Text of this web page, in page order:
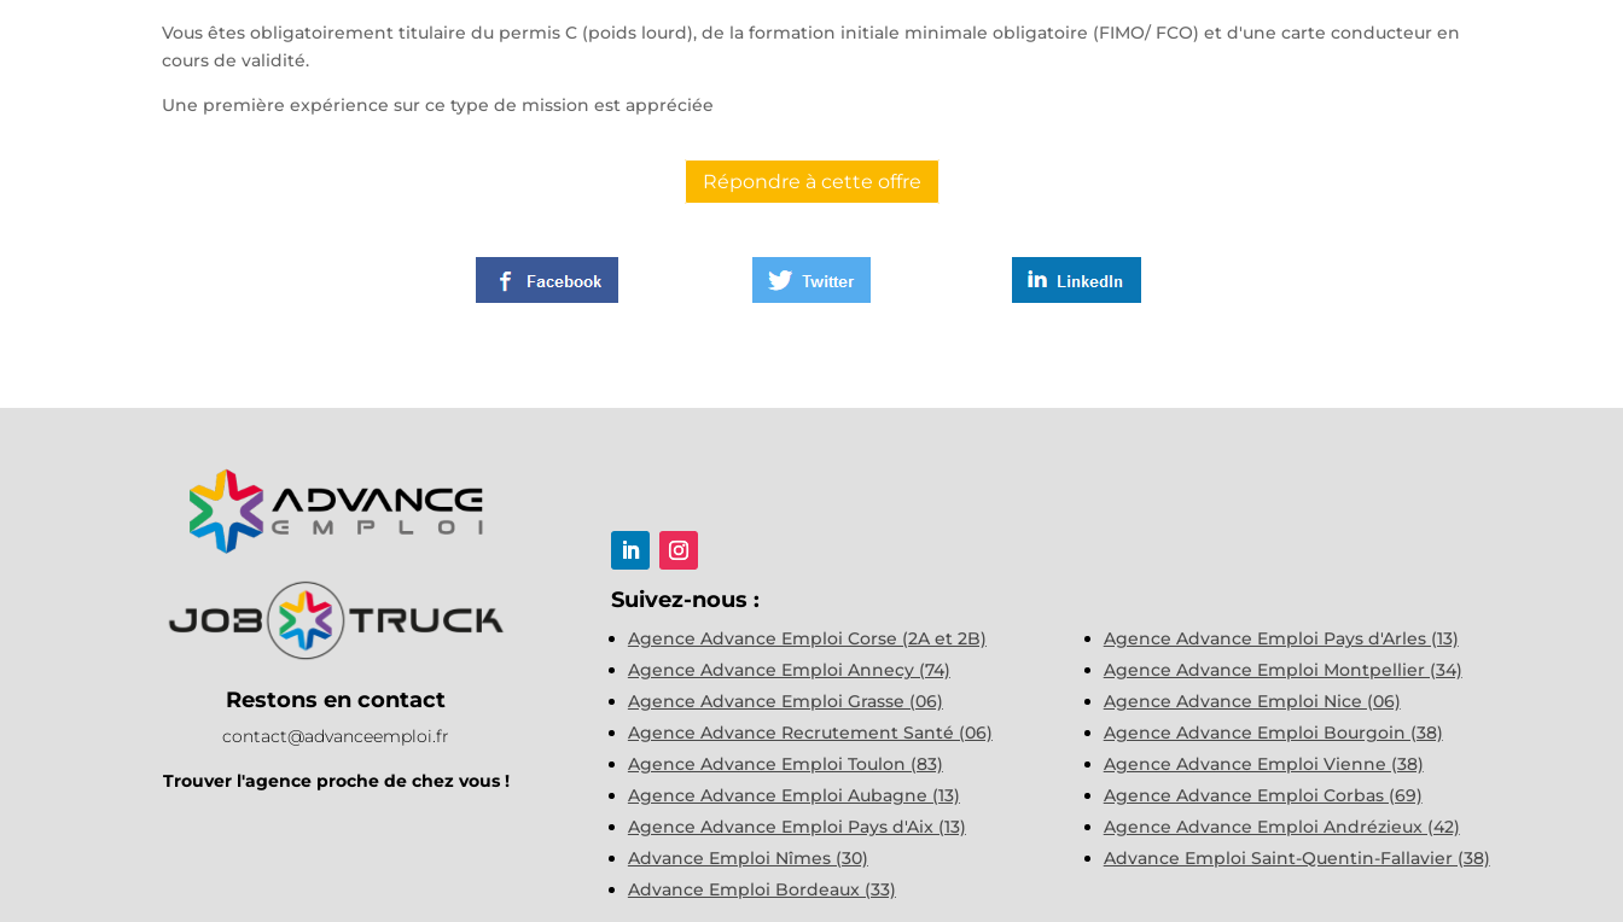
Vous êtes obligatoirement titulaire du permis C (poids lourd), de la formation initiale minimale obligatoire (FIMO/ FCO) et d'une carte conducteur en
cours de validité.
Une première expérience sur ce type de mission est appréciée
Répondre à cette offre
Restons en contact
contact@advanceemploi.fr
Trouver l'agence proche de chez vous !
Suivez-nous :
Agence Advance Emploi Corse (2A et 2B)
Agence Advance Emploi Annecy (74)
Agence Advance Emploi Grasse (06)
Agence Advance Recrutement Santé (06)
Agence Advance Emploi Toulon (83)
Agence Advance Emploi Aubagne (13)
Agence Advance Emploi Pays d'Aix (13)
Advance Emploi Nîmes (30)
Advance Emploi Bordeaux (33)
Agence Advance Emploi Pays d'Arles (13)
Agence Advance Emploi Montpellier (34)
Agence Advance Emploi Nice (06)
Agence Advance Emploi Bourgoin (38)
Agence Advance Emploi Vienne (38)
Agence Advance Emploi Corbas (69)
Agence Advance Emploi Andrézieux (42)
Advance Emploi Saint-Quentin-Fallavier (38)